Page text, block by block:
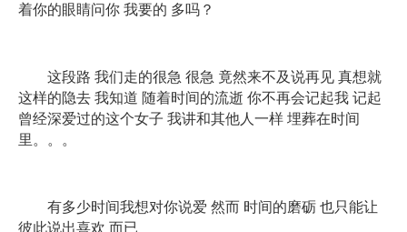
着你的眼睛问你 我要的 多吗？
这段路 我们走的很急 很急 竟然来不及说再见 真想就
这样的隐去 我知道 随着时间的流逝 你不再会记起我 记起
曾经深爱过的这个女子 我讲和其他人一样 埋葬在时间
里。。。
有多少时间我想对你说爱 然而 时间的磨砺 也只能让
彼此说出喜欢 而已